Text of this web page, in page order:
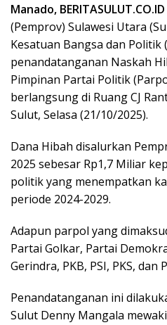
Manado, BERITASULUT.CO.ID
(Pemprov) Sulawesi Utara
Kesatuan Bangsa dan
penandatanganan Naskah
Pimpinan Partai Politik
berlangsung di Ruang CJ
Sulut, Selasa (21/10/2025).
Dana Hibah disalurkan
2025 sebesar Rp1,7 Miliar
politik yang menempatkan
periode 2024-2029.
Adapun parpol yang
Partai Golkar, Partai
Gerindra, PKB, PSI, PKS, dan
Penandatanganan ini
Sulut Denny Mangala